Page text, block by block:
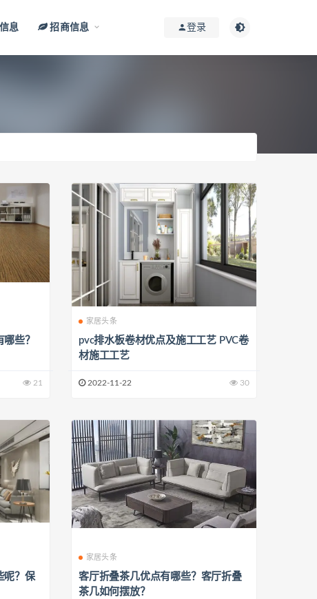
息 招商信息 登录
些？
21
家居头条
pvc排水板卷材优点及施工工艺 PVC卷
材施工工艺
2022-11-22 30
呢？保
家居头条
客厅折叠茶几优点有哪些？客厅折叠
茶几如何摆放？